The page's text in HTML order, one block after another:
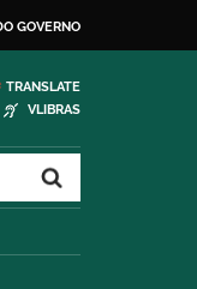
GOVERNO
TRANSLATE
VLIBRAS